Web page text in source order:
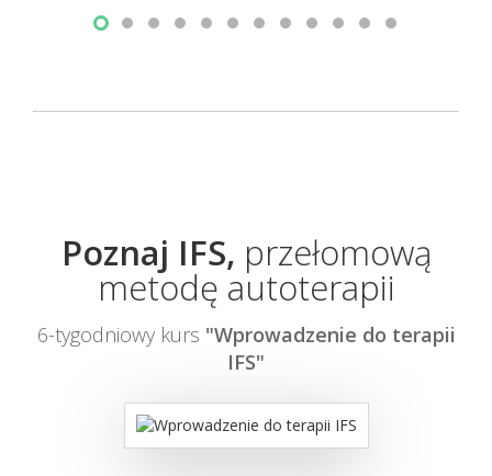
Poznaj IFS, przełomową
metodę autoterapii
6-tygodniowy kurs "Wprowadzenie do terapii
IFS"